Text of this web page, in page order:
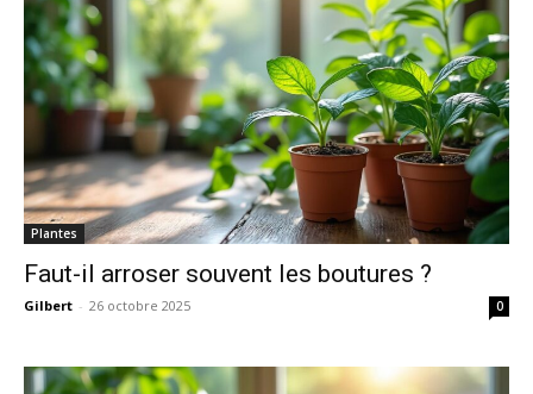
Plantes
Faut-il arroser souvent les boutures ?
Gilbert - 26 octobre 2025 0